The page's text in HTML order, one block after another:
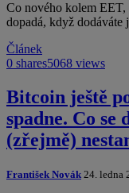
Co nového kolem EET,
dopadá, když
Článek
0 shares5068 views
Bitcoin ještě
spadne. Co se
(zřejmě)
František Novák 24. ledna